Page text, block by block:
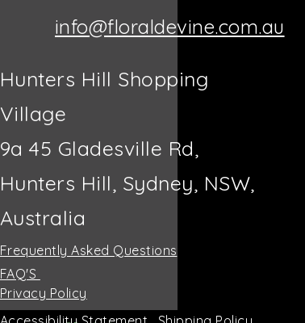
info@floraldevine.com.au
Hunters Hill Shopping
Village
9a 45 Gladesville Rd,
Hunters Hill, Sydney, NSW,
Australia
Privacy Policy
Frequently Asked Questions
FAQ'S